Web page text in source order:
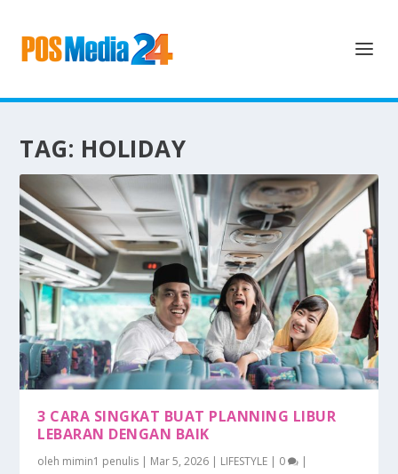
TAG: HOLIDAY
3 CARA SINGKAT BUAT PLANNING LIBUR
LEBARAN DENGAN BAIK
oleh mimin1 penulis | Mar 5, 2026 | LIFESTYLE | 0 |